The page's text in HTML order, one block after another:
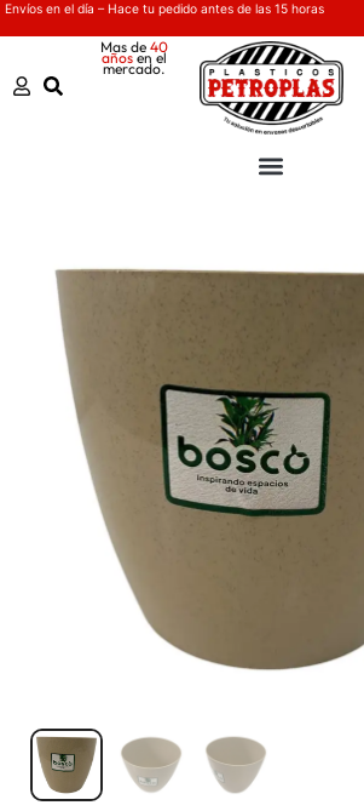
Envíos en el día – Hace tu pedido antes de las 15 horas
Mas de 40
añosen el
mercado.